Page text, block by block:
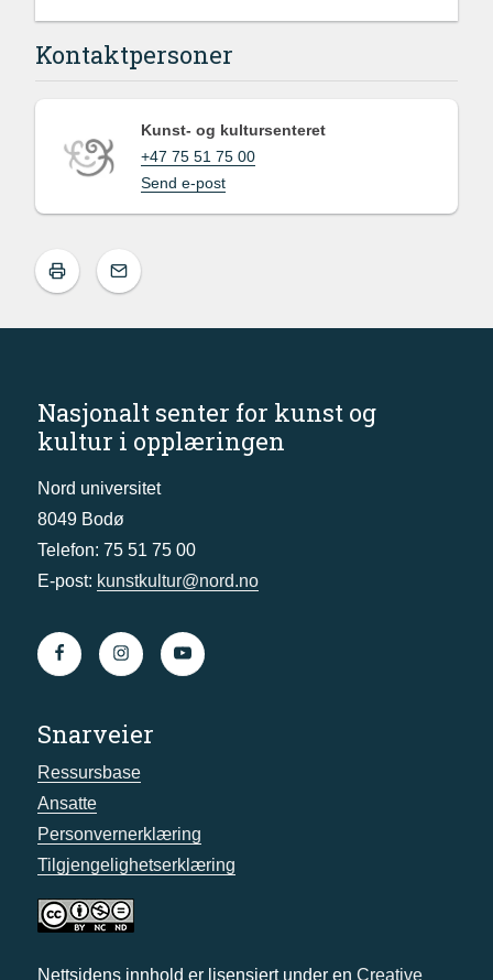
Kontaktpersoner
Kunst- og kultursenteret
+47 75 51 75 00
Send e-post
Nasjonalt senter for kunst og
kultur i opplæringen
Nord universitet
8049 Bodø
Telefon: 75 51 75 00
E-post: kunstkultur@nord.no
Snarveier
Ressursbase
Ansatte
Personvernerklæring
Tilgjengelighetserklæring
Nettsidens innhold er lisensiert under en Creative